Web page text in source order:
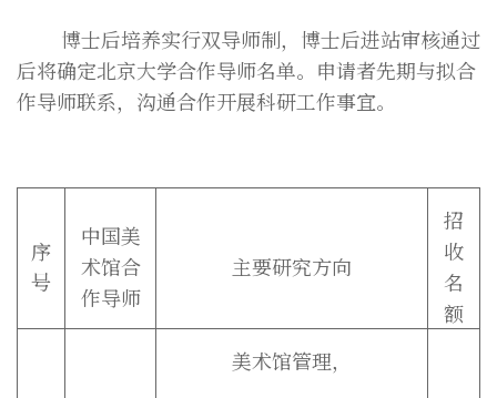
博士后培养实行双导师制，博士后进站审核通过
后将确定北京大学合作导师名单。申请者先期与拟合
作导师联系，沟通合作开展科研工作事宜。
序
号
中国美
术馆合
作导师
主要研究方向
招
收
名
额
美术馆管理，